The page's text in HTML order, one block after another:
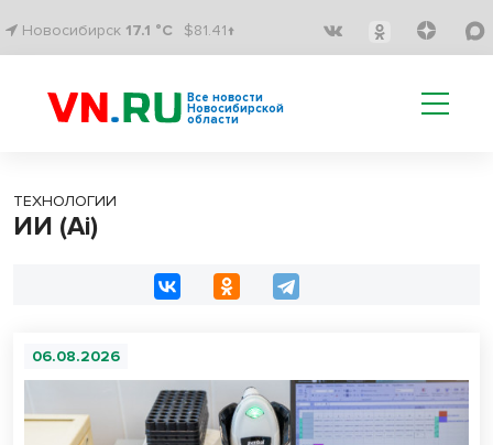
Новосибирск 17.1 °C $81.41↑
Все новости
Новосибирской
области
ТЕХНОЛОГИИ
ИИ (Ai)
06.08.2026